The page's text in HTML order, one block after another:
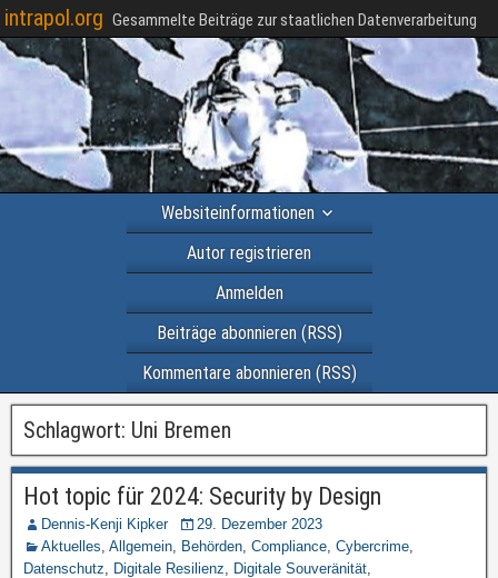
intrapol.org Gesammelte Beiträge zur staatlichen Datenverarbeitung
Websiteinformationen
Autor registrieren
Anmelden
Beiträge abonnieren (RSS)
Kommentare abonnieren (RSS)
Schlagwort: Uni Bremen
Hot topic für 2024: Security by Design
Dennis-Kenji Kipker
29. Dezember 2023
Aktuelles, Allgemein, Behörden, Compliance, Cybercrime,
Datenschutz, Digitale Resilienz, Digitale Souveränität,